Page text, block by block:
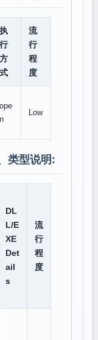
执
行
方
式
流
行
程
度
ope
n
Low
类型说明:
DL
L/E
XE
Det
ail
s
流
行
程
度